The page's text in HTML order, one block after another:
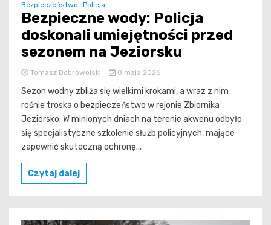
Bezpieczeństwo Policja
Bezpieczne wody: Policja
doskonali umiejętności przed
sezonem na Jeziorsku
Tomasz Dobrowolski 8 maja 2026
Sezon wodny zbliża się wielkimi krokami, a wraz z nim
rośnie troska o bezpieczeństwo w rejonie Zbiornika
Jeziorsko. W minionych dniach na terenie akwenu odbyło
się specjalistyczne szkolenie służb policyjnych, mające
zapewnić skuteczną ochronę...
Czytaj dalej